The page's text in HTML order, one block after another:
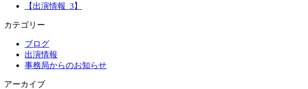
【出演情報_3】
カテゴリー
ブログ
出演情報
事務局からのお知らせ
アーカイブ